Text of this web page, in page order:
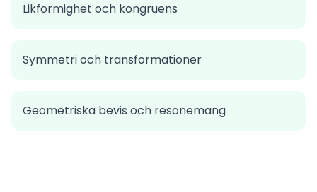
Likformighet och kongruens
Symmetri och transformationer
Geometriska bevis och resonemang